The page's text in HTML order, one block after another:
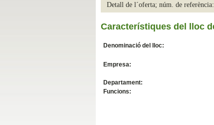
Detall de l´oferta; núm. de
Característiques del lloc
Denominació del lloc:
Empresa:
Departament:
Funcions: